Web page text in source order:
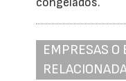
EMPRESAS O